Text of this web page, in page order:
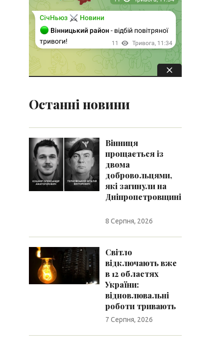
Останні новини
Вінниця
прощається із
двома
добровольцями,
які загинули на
Дніпропетровщині
8 Серпня, 2026
Світло
відключають вже
в 12 областях
України:
відновлювальні
роботи тривають
7 Серпня, 2026